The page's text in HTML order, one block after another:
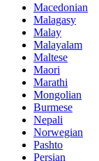
Macedonian
Malagasy
Malay
Malayalam
Maltese
Maori
Marathi
Mongolian
Burmese
Nepali
Norwegian
Pashto
Persian